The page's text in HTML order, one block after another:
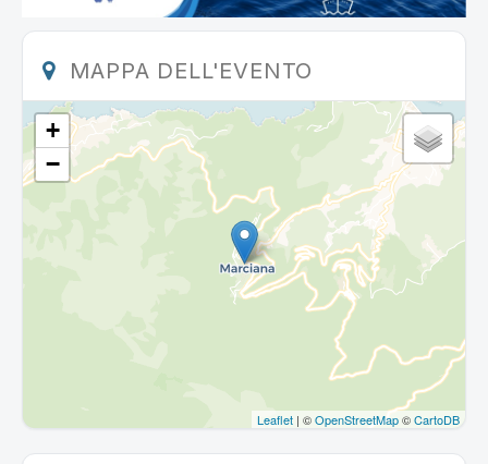
MAPPA DELL'EVENTO
+
−
Leaflet | ©OpenStreetMap©CartoDB